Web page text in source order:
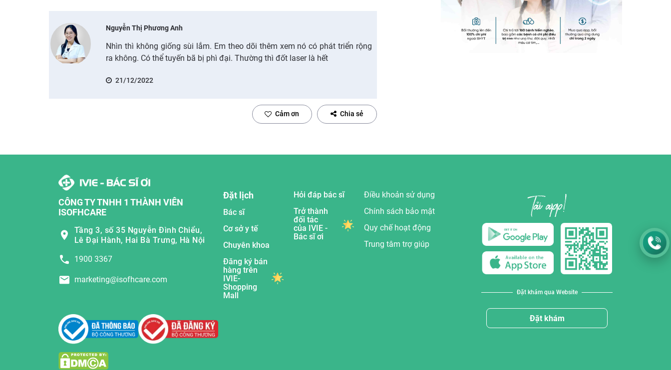
Nguyễn Thị Phương Anh
Nhìn thì không giống sùi lắm. Em theo dõi thêm xem nó có phát triển rộng
ra không. Có thể tuyến bã bị phì đại. Thường thì đốt laser là hết
21/12/2022
Cảm ơn Chia sẻ
CÔNG TY TNHH 1 THÀNH VIÊN
ISOFHCARE
Tầng 3, số 35 Nguyễn Đình Chiểu,
Lê Đại Hành, Hai Bà Trưng, Hà Nội
1900 3367
marketing@isofhcare.com
Đặt lịch
Bác sĩ
Cơ sở y tế
Chuyên khoa
Đăng ký bán
hàng trên
IVIE-
Shopping
Mall
Hỏi đáp bác sĩ
Trở thành
đối tác
của IVIE -
Bác sĩ ơi
Điều khoản sử dụng
Chính sách bảo mật
Quy chế hoạt động
Trung tâm trợ giúp
Đặt khám qua Website
Đặt khám